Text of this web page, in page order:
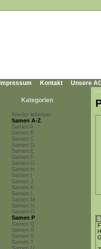
Impressum Kontakt Unsere
Kategorien
Wieder lieferbar!
Samen A-Z
Samen A
Samen B
Samen C
Samen D
Samen E
Samen F
Samen G
Samen H
Samen I
Samen J
Samen K
Samen L
Samen M
Samen N
Samen O
Samen P
Samen Q
Samen R
Samen S
Samen T